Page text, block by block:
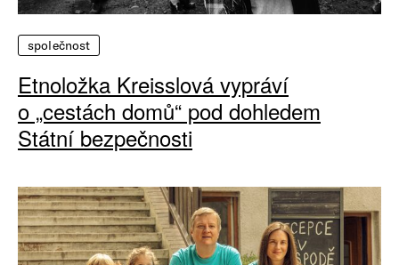
společnost
Etnoložka Kreisslová vypráví
o „cestách domů“ pod dohledem
Státní bezpečnosti